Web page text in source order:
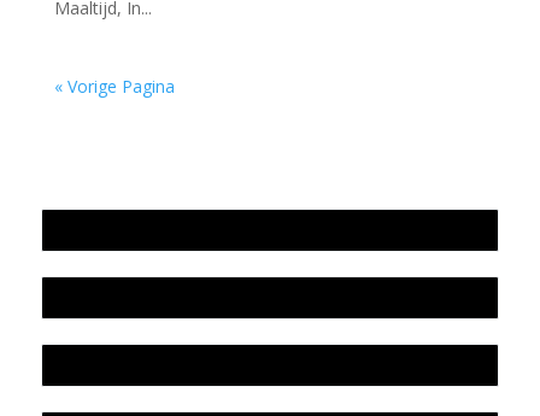
Maaltijd, In...
« Vorige Pagina